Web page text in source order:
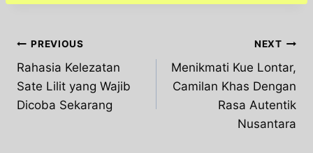
Post
navigation
PREVIOUS
Rahasia Kelezatan
Sate Lilit yang Wajib
Dicoba Sekarang
NEXT
Menikmati Kue Lontar,
Camilan Khas Dengan
Rasa Autentik
Nusantara